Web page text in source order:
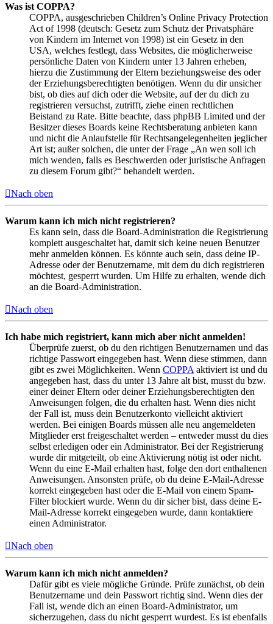
Was ist COPPA?
COPPA, ausgeschrieben Children’s Online Privacy Protection
Act of 1998 (deutsch: Gesetz zum Schutz der Privatsphäre
von Kindern im Internet von 1998) ist ein Gesetz in den
USA, welches festlegt, dass Websites, die möglicherweise
persönliche Daten von Kindern unter 13 Jahren erheben,
hierzu die Zustimmung der Eltern beziehungsweise des oder
der Erziehungsberechtigten benötigen. Wenn du dir unsicher
bist, ob dies auf dich oder die Website, auf der du dich zu
registrieren versuchst, zutrifft, ziehe einen rechtlichen
Beistand zu Rate. Bitte beachte, dass phpBB Limited und der
Besitzer dieses Boards keine Rechtsberatung anbieten kann
und nicht die Anlaufstelle für Rechtsangelegenheiten jeglicher
Art ist; außer solchen, die unter der Frage „An wen soll ich
mich wenden, falls es Beschwerden oder juristische Anfragen
zu diesem Forum gibt?“ behandelt werden.
Nach oben
Warum kann ich mich nicht registrieren?
Es kann sein, dass die Board-Administration die Registrierung
komplett ausgeschaltet hat, damit sich keine neuen Benutzer
mehr anmelden können. Es könnte auch sein, dass deine IP-
Adresse oder der Benutzername, mit dem du dich registrieren
möchtest, gesperrt wurden. Um Hilfe zu erhalten, wende dich
an die Board-Administration.
Nach oben
Ich habe mich registriert, kann mich aber nicht anmelden!
Überprüfe zuerst, ob du den richtigen Benutzernamen und das
richtige Passwort eingegeben hast. Wenn diese stimmen, dann
gibt es zwei Möglichkeiten. Wenn COPPA aktiviert ist und du
angegeben hast, dass du unter 13 Jahre alt bist, musst du bzw.
einer deiner Eltern oder deiner Erziehungsberechtigten den
Anweisungen folgen, die du erhalten hast. Wenn dies nicht
der Fall ist, muss dein Benutzerkonto vielleicht aktiviert
werden. Bei einigen Boards müssen alle neu angemeldeten
Mitglieder erst freigeschaltet werden – entweder musst du dies
selbst erledigen oder ein Administrator. Bei der Registrierung
wurde dir mitgeteilt, ob eine Aktivierung nötig ist oder nicht.
Wenn du eine E-Mail erhalten hast, folge den dort enthaltenen
Anweisungen. Ansonsten prüfe, ob du deine E-Mail-Adresse
korrekt eingegeben hast oder die E-Mail von einem Spam-
Filter blockiert wurde. Wenn du dir sicher bist, dass deine E-
Mail-Adresse korrekt eingegeben wurde, dann kontaktiere
einen Administrator.
Nach oben
Warum kann ich mich nicht anmelden?
Dafür gibt es viele mögliche Gründe. Prüfe zunächst, ob dein
Benutzername und dein Passwort richtig sind. Wenn dies der
Fall ist, wende dich an einen Board-Administrator, um
sicherzugehen, dass du nicht gesperrt wurdest. Es ist ebenfalls